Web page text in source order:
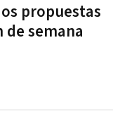
propuestas
semana